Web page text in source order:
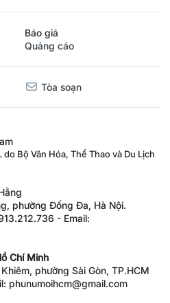
Báo giá
Quảng cáo
Tòa soạn
Bộ Văn Hóa, Thể Thao và Du Lịch
phường Đống Đa, Hà Nội.
- Email:
Chí Minh
phường Sài Gòn, TP.HCM
phunumoihcm@gmail.com